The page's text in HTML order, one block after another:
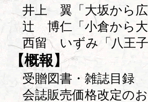
井上 翼「大坂から広
辻 博仁「小倉から大
西留 いずみ「八王子
【概報】
受贈図書・雑誌目録
会誌販売価格改定の